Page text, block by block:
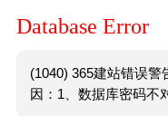
Database Error
(1040) 365建站错误
因：1、数据库密码不